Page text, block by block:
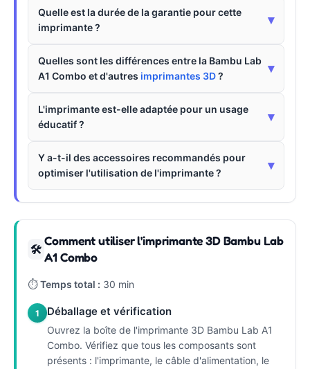
Quelle est la durée de la garantie pour cette
imprimante ?
▾
Quelles sont les différences entre la Bambu Lab
A1 Combo et d'autres imprimantes 3D?
▾
L'imprimante est-elle adaptée pour un usage
éducatif ?
▾
Y a-t-il des accessoires recommandés pour
optimiser l'utilisation de l'imprimante ?
▾
🛠
Comment utiliser l'imprimante 3D Bambu Lab
A1 Combo
⏱Temps total : 30 min
1 Déballage et vérification
Ouvrez la boîte de l'imprimante 3D Bambu Lab A1
Combo. Vérifiez que tous les composants sont
présents : l'imprimante, le câble d'alimentation, le